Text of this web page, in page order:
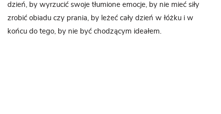
dzień, by wyrzucić swoje tłumione emocje, by nie mieć siły
zrobić obiadu czy prania, by leżeć cały dzień w łóżku i w
końcu do tego, by nie być chodzącym ideałem.